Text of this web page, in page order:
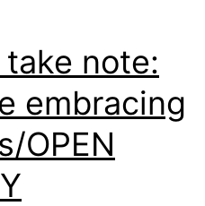
note:
embracing
OPEN